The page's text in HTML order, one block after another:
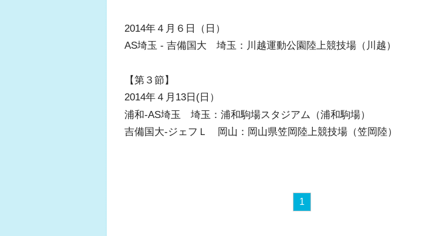
2014年４月６日（日）
AS埼玉 - 吉備国大 埼玉：川越運動公園陸上競技場（川越）
【第３節】
2014年４月13日(日）
浦和-AS埼玉 埼玉：浦和駒場スタジアム（浦和駒場）
吉備国大-ジェフＬ 岡山：岡山県笠岡陸上競技場（笠岡陸）
1